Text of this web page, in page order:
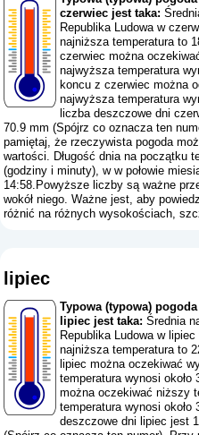
czerwiec jest taka:
Republika Ludowa w
najniższa temperatura to
czerwiec można
najwyższa temperatura
koncu z czerwiec można
najwyższa temperatura
liczba deszczowe dni
70.9 mm (Spójrz co oznacza ten
pamiętaj, że rzeczywista pogoda
wartości. Długość dnia na początku
(godziny i minuty), w w połowie
14:58.Powyższe liczby są ważne
wokół niego. Ważne jest, aby
różnić na różnych wysokościach,
lipiec
Typowa (typowa)
lipiec jest taka: Średnia
Republika Ludowa w
najniższa temperatura to
lipiec można oczekiwać
temperatura wynosi
można oczekiwać niższy
temperatura wynosi
deszczowe dni lipiec jest